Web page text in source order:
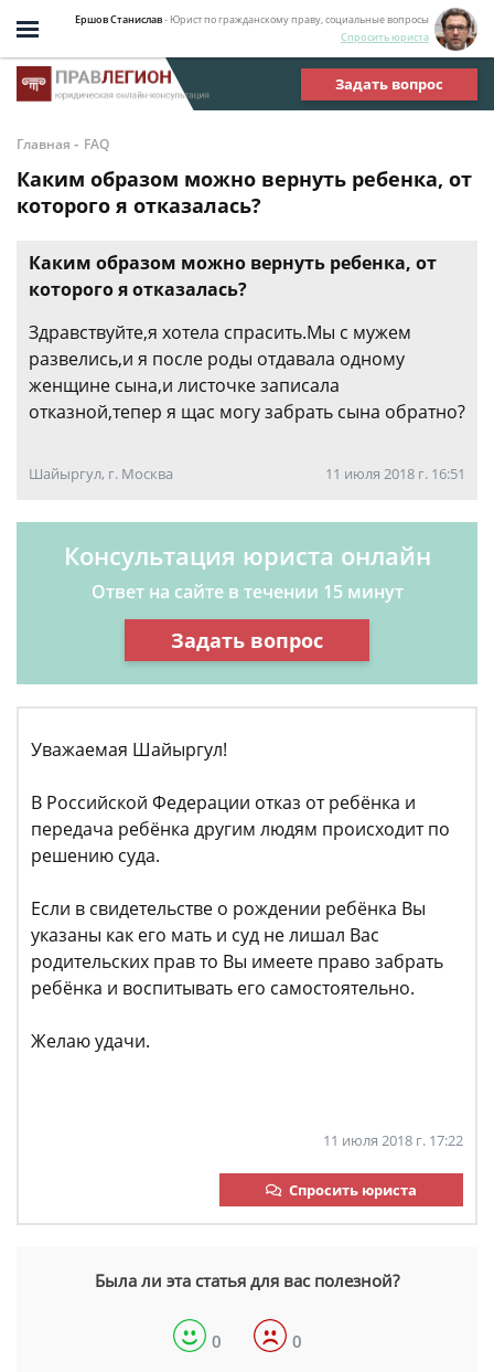
Ершов Станислав- Юрист по гражданскому праву, социальные вопросы
Спросить юриста
Задать вопрос
Главная - FAQ
Каким образом можно вернуть ребенка, от
которого я отказалась?
Каким образом можно вернуть ребенка, от
которого я отказалась?
Здравствуйте,я хотела спрасить.Мы с мужем
развелись,и я после роды отдавала одному
женщине сына,и листочке записала
отказной,тепер я щас могу забрать сына обратно?
Шайыргул, г. Москва 11 июля 2018 г. 16:51
Консультация юриста онлайн
Ответ на сайте в течении 15 минут
Задать вопрос
Уважаемая Шайыргул!
В Российской Федерации отказ от ребёнка и
передача ребёнка другим людям происходит по
решению суда.
Если в свидетельстве о рождении ребёнка Вы
указаны как его мать и суд не лишал Вас
родительских прав то Вы имеете право забрать
ребёнка и воспитывать его самостоятельно.
Желаю удачи.
11 июля 2018 г. 17:22
Спросить юриста
Была ли эта статья для вас полезной?
0 0